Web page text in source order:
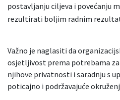
postavljanju ciljeva i povećanju
rezultirati boljim radnim
Važno je naglasiti da
osjetljivost prema potrebama
njihove privatnosti i saradnju s
poticajno i podržavajuće